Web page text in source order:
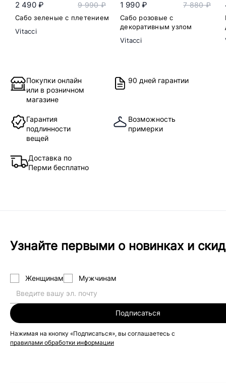
2 490 ₽ 9 990 ₽
Сабо зеленые с плетением
Vitacci
1 990 ₽ 7 880 ₽
Сабо розовые с
декоративным узлом
Vitacci
Покупки онлайн
или в розничном
магазине
90 дней гарантии
Гарантия
подлинности
вещей
Возможность
примерки
Доставка по
Перми бесплатно
Узнайте первыми о новинках и
Женщинам Мужчинам
Подписаться
Нажимая на кнопку «Подписаться», вы соглашаетесь с
правилами обработки информации